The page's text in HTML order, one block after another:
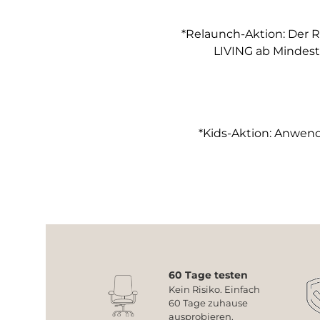
*Relaunch-Aktion: Der
LIVING ab
*Kids-Aktion:
60 Tage testen
Kein Risiko. Einfach
60 Tage zuhause
ausprobieren.